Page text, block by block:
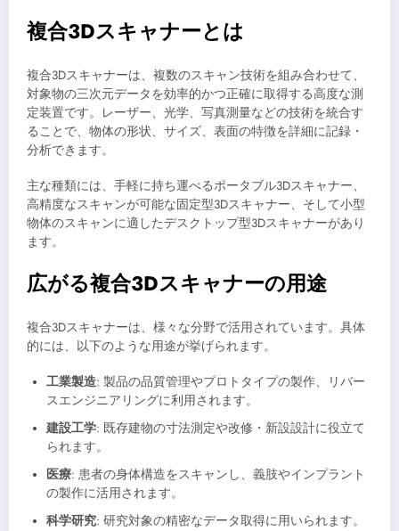
複合3Dスキャナーとは
複合3Dスキャナーは、複数のスキャン技術を組み合わせて、
対象物の三次元データを効率的かつ正確に取得する高度な測
定装置です。レーザー、光学、写真測量などの技術を統合す
ることで、物体の形状、サイズ、表面の特徴を詳細に記録・
分析できます。
主な種類には、手軽に持ち運べるポータブル3Dスキャナー、
高精度なスキャンが可能な固定型3Dスキャナー、そして小型
物体のスキャンに適したデスクトップ型3Dスキャナーがあり
ます。
広がる複合3Dスキャナーの用途
複合3Dスキャナーは、様々な分野で活用されています。具体
的には、以下のような用途が挙げられます。
工業製造: 製品の品質管理やプロトタイプの製作、リバー
スエンジニアリングに利用されます。
建設工学: 既存建物の寸法測定や改修・新設設計に役立て
られます。
医療: 患者の身体構造をスキャンし、義肢やインプラント
の製作に活用されます。
科学研究: 研究対象の精密なデータ取得に用いられます。